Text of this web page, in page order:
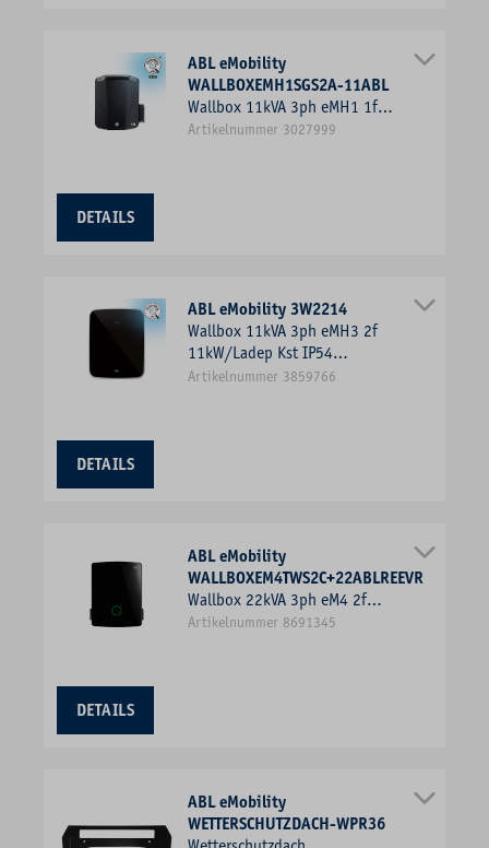
ABL eMobility
WALLBOXEMH1SGS2A-11ABL
Wallbox 11kVA 3ph eMH1 1f
11kW/Ladep Kst IP54
Artikelnummer 3027999
DETAILS
ABL eMobility 3W2214
Wallbox 11kVA 3ph eMH3 2f
11kW/Ladep Kst IP54
400x492x194mm Wandmont
Artikelnummer 3859766
DETAILS
ABL eMobility
WALLBOXEM4TWS2C+22ABLREEVR
Wallbox 22kVA 3ph eM4 2f
11kW/Ladep IP55
Artikelnummer 8691345
DETAILS
ABL eMobility
WETTERSCHUTZDACH-WPR36